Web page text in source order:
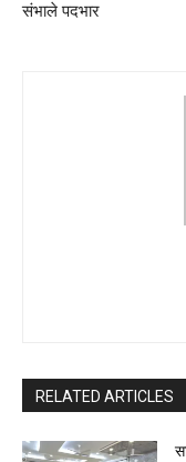
संभाले पदभार
RELATED ARTICLES